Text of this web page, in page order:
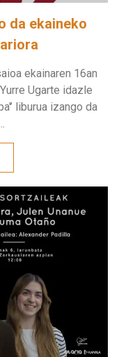
da ekaineko
ekainaren 16an
Ugarte idazle
liburua izango da